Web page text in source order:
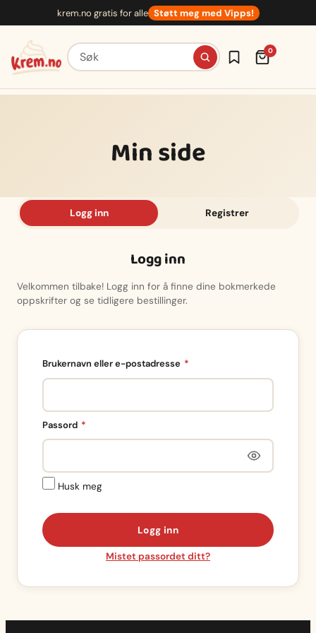
innhold
krem.no gratis for alle Støtt meg med Vipps!
Søk etter oppskrifter 0
Min side
Logg inn Registrer
Logg inn
Velkommen tilbake! Logg inn for å finne dine bokmerkede
oppskrifter og se tidligere bestillinger.
Brukernavn eller e-postadresse *
Passord *
Husk meg
Logg inn
Mistet passordet ditt?